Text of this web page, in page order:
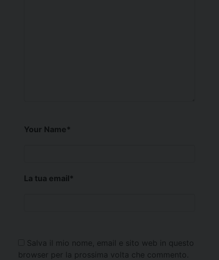
Your Name*
La tua email*
Salva il mio nome, email e sito web in questo
browser per la prossima volta che commento.